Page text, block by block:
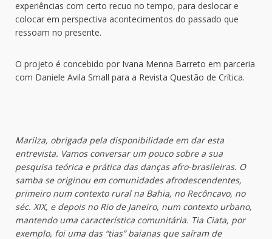
experiências com certo recuo no tempo, para deslocar e
colocar em perspectiva acontecimentos do passado que
ressoam no presente.
O projeto é concebido por Ivana Menna Barreto em parceria
com Daniele Avila Small para a Revista Questão de Crítica.
Marilza, obrigada pela disponibilidade em dar esta
entrevista. Vamos conversar um pouco sobre a sua
pesquisa teórica e prática das danças afro-brasileiras. O
samba se originou em comunidades afrodescendentes,
primeiro num contexto rural na Bahia, no Recôncavo, no
séc. XIX, e depois no Rio de Janeiro, num contexto urbano,
mantendo uma característica comunitária. Tia Ciata, por
exemplo, foi uma das “tias” baianas que saíram de